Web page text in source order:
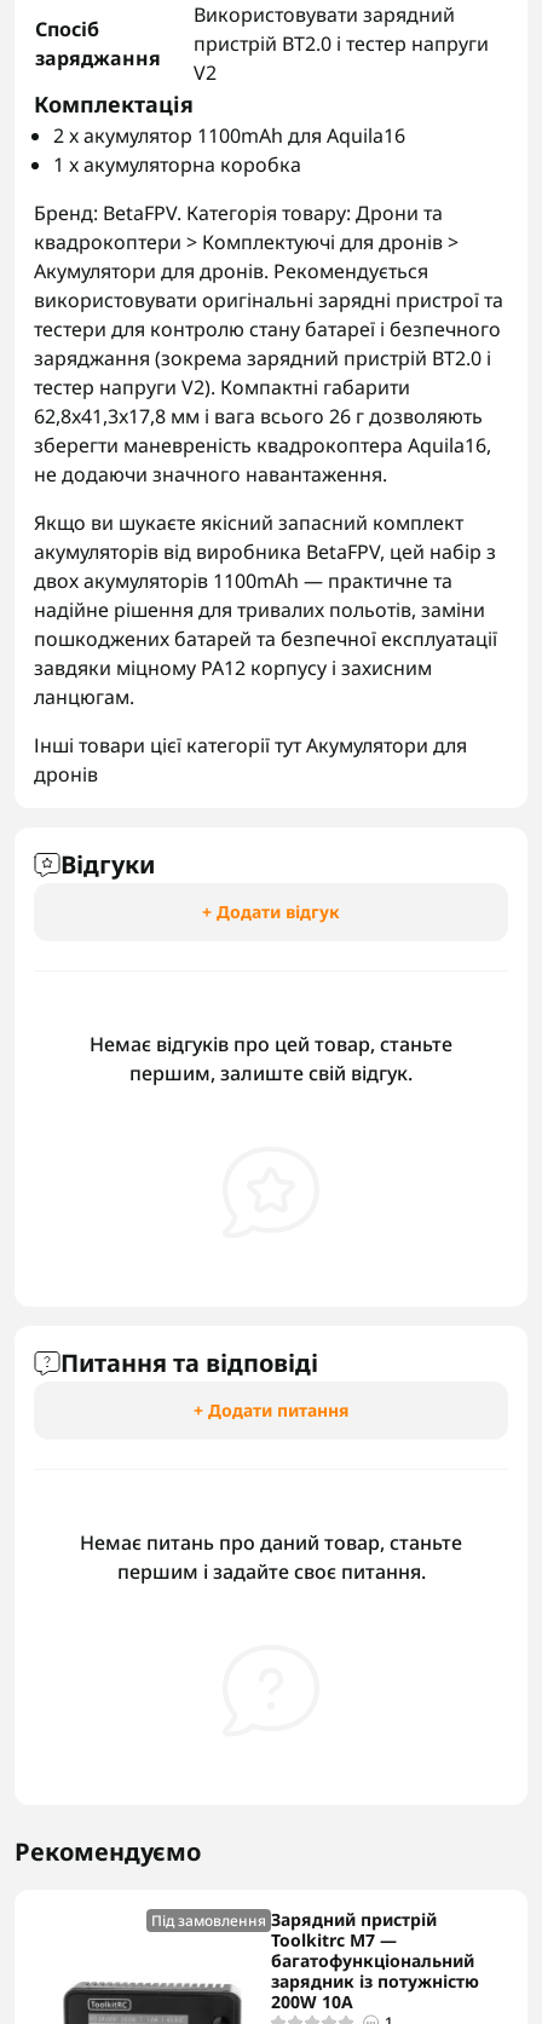
Спосіб
заряджання
Використовувати зарядний
пристрій BT2.0 і тестер напруги
V2
Комплектація
2 x акумулятор 1100mAh для Aquila16
1 x акумуляторна коробка
Бренд: BetaFPV. Категорія товару: Дрони та
квадрокоптери > Комплектуючі для дронів >
Акумулятори для дронів. Рекомендується
використовувати оригінальні зарядні пристрої та
тестери для контролю стану батареї і безпечного
заряджання (зокрема зарядний пристрій BT2.0 і
тестер напруги V2). Компактні габарити
62,8x41,3x17,8 мм і вага всього 26 г дозволяють
зберегти маневреність квадрокоптера Aquila16,
не додаючи значного навантаження.
Якщо ви шукаєте якісний запасний комплект
акумуляторів від виробника BetaFPV, цей набір з
двох акумуляторів 1100mAh — практичне та
надійне рішення для тривалих польотів, заміни
пошкоджених батарей та безпечної експлуатації
завдяки міцному PA12 корпусу і захисним
ланцюгам.
Інші товари цієї категорії тутАкумулятори для
дронів
Відгуки
+ Додати відгук
Немає відгуків про цей товар, станьте
першим, залиште свій відгук.
Питання та відповіді
+ Додати питання
Немає питань про даний товар, станьте
першим і задайте своє питання.
Рекомендуємо
Під замовлення Зарядний пристрій
Toolkitrc M7 —
багатофункціональний
зарядник із потужністю
200W 10A